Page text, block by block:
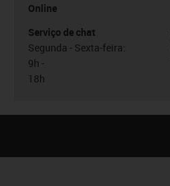
Online
Serviço de chat
Segunda - Sexta-feira:
9h -
18h